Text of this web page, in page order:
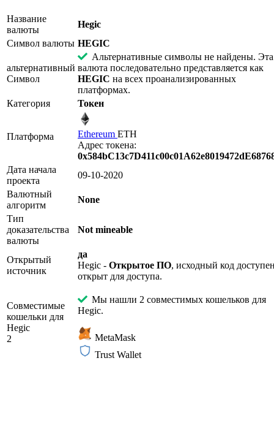
Название
валюты
Hegic
Символ валюты HEGIC
альтернативный
Символ
Альтернативные символы не найдены. Эта
валюта последовательно представляется как
HEGIC на всех проанализированных
платформах.
Категория
Токен
Платформа Ethereum ETH
Адрес токена:
Дата начала
проекта
09-10-2020
Валютный
алгоритм
None
Тип
доказательства
валюты
Not mineable
Открытый
источник
да
Hegic - Открытое ПО, исходный код
открыт для доступа.
Совместимые
кошельки для
Hegic
2
Мы нашли 2 совместимых кошельков для
Hegic.
MetaMask
Trust Wallet